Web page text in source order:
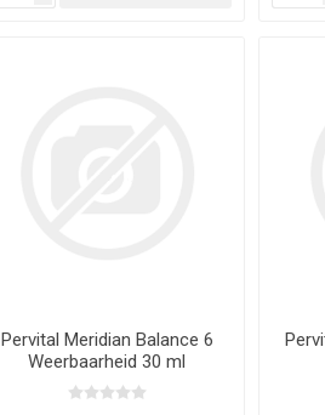
Pervital Meridian Balance 6
Weerbaarheid 30 ml